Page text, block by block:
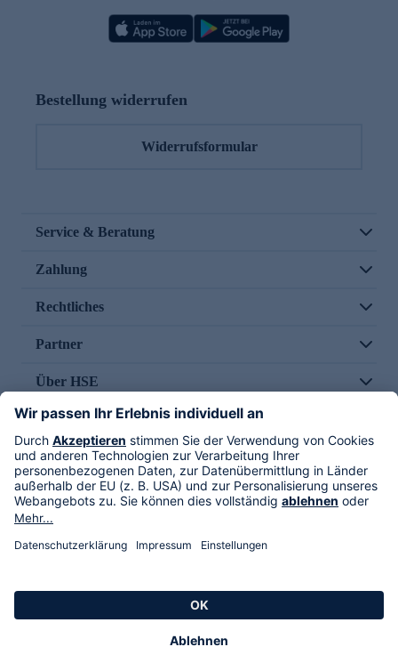
Bestellung widerrufen
Widerrufsformular
Service & Beratung
Zahlung
Rechtliches
Partner
Über HSE
Im TV
HSE International